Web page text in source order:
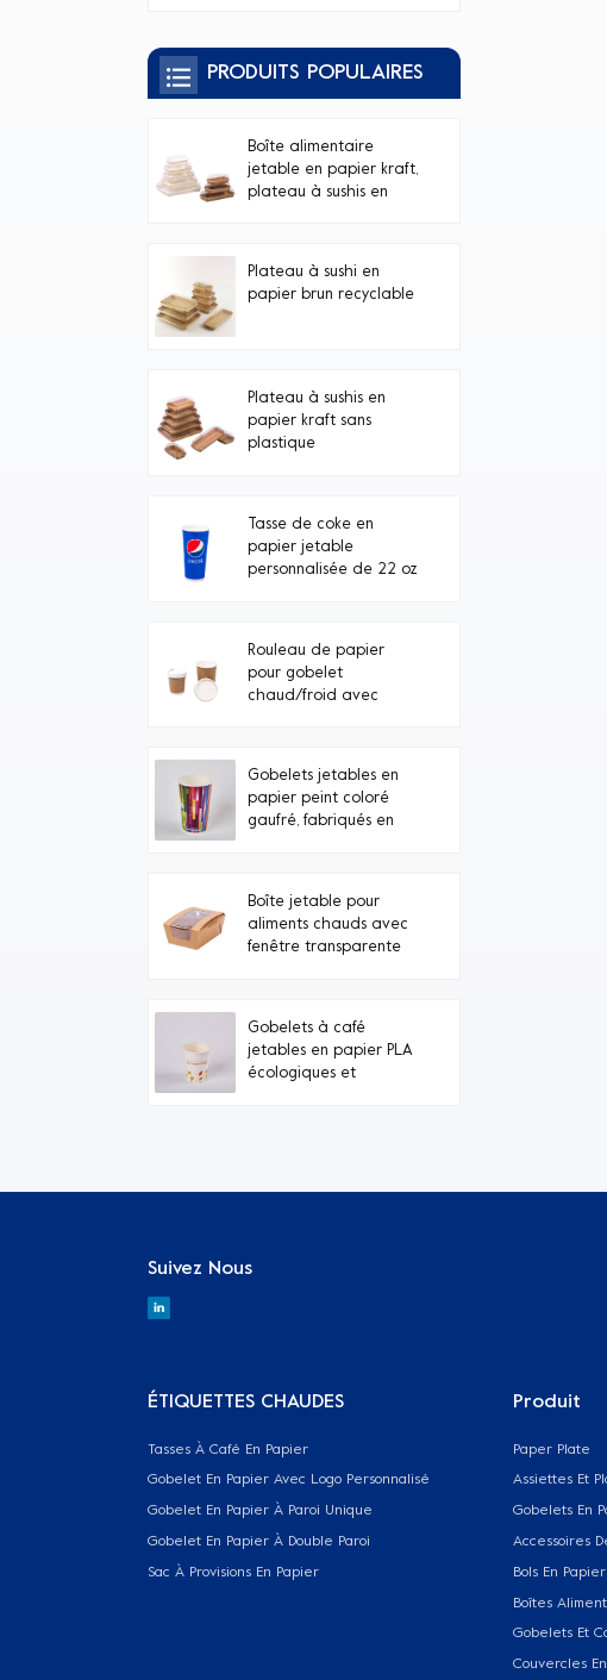
PRODUITS POPULAIRES
Boîte alimentaire
jetable en papier kraft,
plateau à sushis en
Plateau à sushi en
papier brun recyclable
Plateau à sushis en
papier kraft sans
plastique
Tasse de coke en
papier jetable
personnalisée de 22 oz
Rouleau de papier
pour gobelet
chaud/froid avec
Gobelets jetables en
papier peint coloré
gaufré, fabriqués en
Boîte jetable pour
aliments chauds avec
fenêtre transparente
Gobelets à café
jetables en papier PLA
écologiques et
Suivez Nous
ÉTIQUETTES CHAUDES
Tasses À Café En Papier
Gobelet En Papier Avec Logo Personnalisé
Gobelet En Papier À Paroi Unique
Gobelet En Papier À Double Paroi
Sac À Provisions En Papier
Produit
Paper Plate
Assiettes Et
Gobelets En
Accessoires
Bols En Papier
Boîtes
Gobelets Et
Couvercles